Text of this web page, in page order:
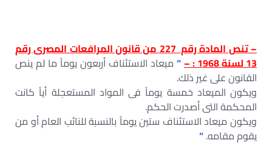
– تنص المادة رقم 227 من قانون المرافعات المصرى رقم
13 لسنة 1968 : –
“ ميعاد الاستئناف أربعون يوماً ما لم ينص
القانون على غير ذلك.
ويكون الميعاد خمسة يوماً فى المواد المستعجلة أياً كانت
المحكمة التى أصدرت الحكم.
ويكون ميعاد الاستئناف ستين يوماً بالنسبة للنائب العام أو من
يقوم مقامه.“